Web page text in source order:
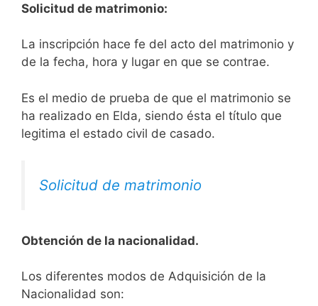
Solicitud de matrimonio:
La inscripción hace fe del acto del matrimonio y
de la fecha, hora y lugar en que se contrae.
Es el medio de prueba de que el matrimonio se
ha realizado en Elda, siendo ésta el título que
legitima el estado civil de casado.
Solicitud de matrimonio
Obtención de la nacionalidad.
​​​Los diferentes modos de Adquisición de la
Nacionalidad son: